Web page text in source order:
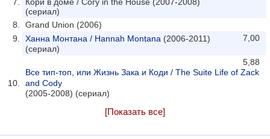
(сериал)
Grand Union (2006)
7,00
Ханна Монтана / Hannah Montana (2006-2011)
(сериал)
5,88
Все тип-топ, или Жизнь Зака и Коди / The Suite Life of Zack
and Cody
(2005-2008) (сериал)
[Показать все]